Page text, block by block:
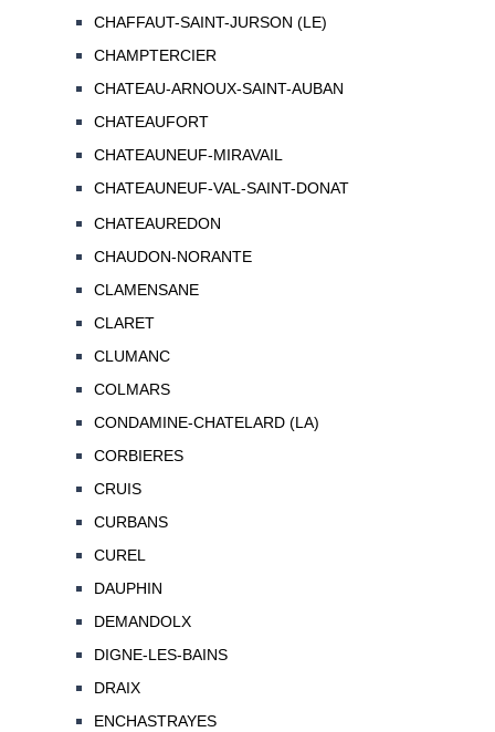
CHAFFAUT-SAINT-JURSON (LE)
CHAMPTERCIER
CHATEAU-ARNOUX-SAINT-AUBAN
CHATEAUFORT
CHATEAUNEUF-MIRAVAIL
CHATEAUNEUF-VAL-SAINT-DONAT
CHATEAUREDON
CHAUDON-NORANTE
CLAMENSANE
CLARET
CLUMANC
COLMARS
CONDAMINE-CHATELARD (LA)
CORBIERES
CRUIS
CURBANS
CUREL
DAUPHIN
DEMANDOLX
DIGNE-LES-BAINS
DRAIX
ENCHASTRAYES